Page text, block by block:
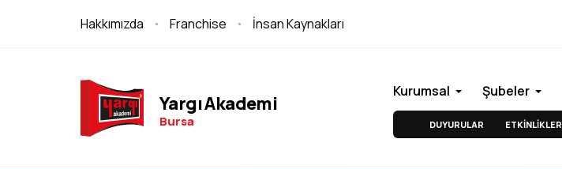
Hakkımızda Franchise İnsan Kaynakları
Yargı Akademi
Bursa
Kurumsal Şubeler
DUYURULAR ETKİNLİKLER